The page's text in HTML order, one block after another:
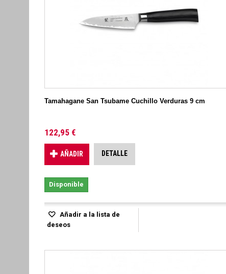
Tamahagane San Tsubame Cuchillo Verduras 9 cm
122,95 €
AÑADIR DETALLE
Disponible
Añadir a la lista de
deseos